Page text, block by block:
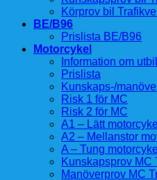
Körprov bil
BE/B96
Prislista BE/B96
Motorcykel
Information om
Prislista
Kunskaps-/
Risk 1 för MC
Risk 2 för MC
A1 – Lätt
A2 – Mellanstor
A – Tung
Kunskapsprov MC
Manöverprov MC